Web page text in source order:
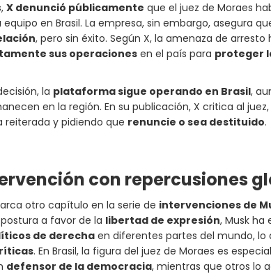
X denunció públicamente que el juez de Moraes
equipo en Brasil. La empresa, sin embargo, asegura
, pero sin éxito. Según X, la amenaza de
sus operaciones en el país para proteger
la plataforma sigue operando en Brasil,
en la región. En su publicación, X critica al
reiterada y pidiendo que renuncie o sea destituido.
con repercusiones
otro capítulo en la serie de intervenciones de
a favor de la libertad de expresión, Musk ha
de derecha en diferentes partes del mundo,
. En Brasil, la figura del juez de Moraes es
defensor de la democracia, mientras que otros lo